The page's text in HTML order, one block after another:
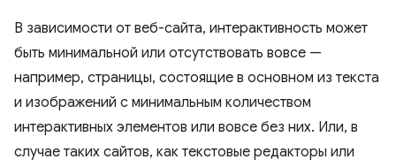
В зависимости от веб-сайта, интерактивность может
быть минимальной или отсутствовать вовсе —
например, страницы, состоящие в основном из текста
и изображений с минимальным количеством
интерактивных элементов или вовсе без них. Или, в
случае таких сайтов, как текстовые редакторы или